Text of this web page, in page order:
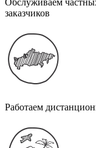
Обслуживаем
заказчиков
Работаем